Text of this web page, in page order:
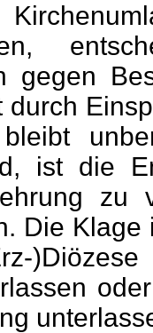
gegen
durch
ist die
zu
Die